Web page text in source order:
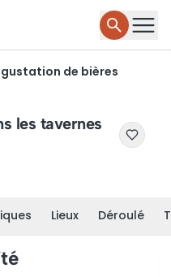
de bières
les tavernes
Lieux Déroulé